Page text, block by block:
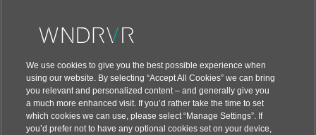
We use cookies to give you the best possible experience when
using our website. By selecting “Accept All Cookies” we can bring
you relevant and personalized content – and generally give you
a much more enhanced visit. If you’d rather take the time to set
which cookies we can use, please select “Manage Settings”. If
you’d prefer not to have any optional cookies set on your device,